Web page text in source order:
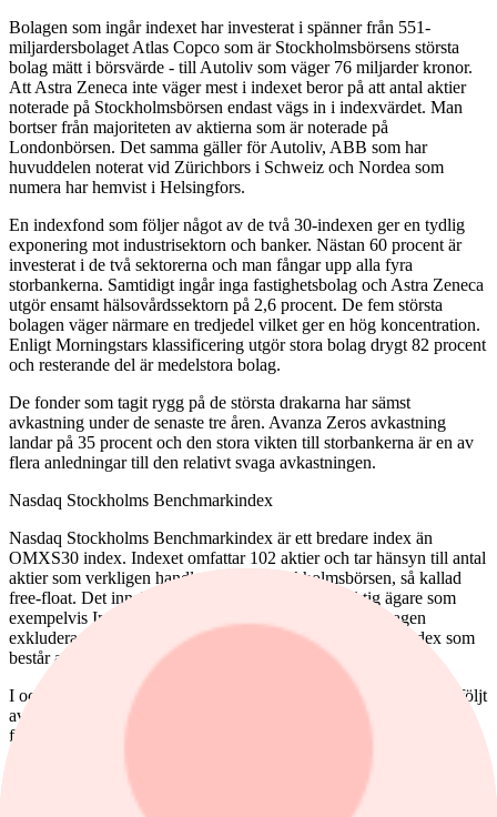
Bolagen som ingår indexet har investerat i spänner från 551-
miljardersbolaget Atlas Copco som är Stockholmsbörsens största
bolag mätt i börsvärde - till Autoliv som väger 76 miljarder kronor.
Att Astra Zeneca inte väger mest i indexet beror på att antal aktier
noterade på Stockholmsbörsen endast vägs in i indexvärdet. Man
bortser från majoriteten av aktierna som är noterade på
Londonbörsen. Det samma gäller för Autoliv, ABB som har
huvuddelen noterat vid Zürichbors i Schweiz och Nordea som
numera har hemvist i Helsingfors.
En indexfond som följer något av de två 30-indexen ger en tydlig
exponering mot industrisektorn och banker. Nästan 60 procent är
investerat i de två sektorerna och man fångar upp alla fyra
storbankerna. Samtidigt ingår inga fastighetsbolag och Astra Zeneca
utgör ensamt hälsovårdssektorn på 2,6 procent. De fem största
bolagen väger närmare en tredjedel vilket ger en hög koncentration.
Enligt Morningstars klassificering utgör stora bolag drygt 82 procent
och resterande del är medelstora bolag.
De fonder som tagit rygg på de största drakarna har sämst
avkastning under de senaste tre åren. Avanza Zeros avkastning
landar på 35 procent och den stora vikten till storbankerna är en av
flera anledningar till den relativt svaga avkastningen.
Nasdaq Stockholms Benchmarkindex
Nasdaq Stockholms Benchmarkindex är ett bredare index än
OMXS30 index. Indexet omfattar 102 aktier och tar hänsyn till antal
aktier som verkligen handlas fritt på Stockholmsbörsen, så kallad
free-float. Det innebär att aktier som har en långsiktig ägare som
exempelvis Investor, Industrivärden och Lundbergföretagen
exkluderas från antal aktier. Samtidigt vill man skapa ett index som
består av de mest representativa i varje sektor.
I och med justeringsfaktorn av aktier är nu Ericsson största aktie följt
av Volvo, De två största sektorerna är fortfarande industrisektorn,
följt av finansbolag med en marginellt mindre vikt. Däremot väger
närmare 7 procent.